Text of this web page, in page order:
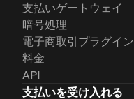
支払いゲートウェイ
暗号処理
電子商取引プラグイン
料金
API
支払いを受け入れる